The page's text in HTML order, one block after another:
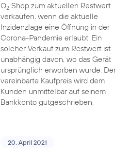
O2Shop zum aktuellen Restwert
verkaufen, wenn die aktuelle
Inzidenzlage eine Öffnung in der
Corona-Pandemie erlaubt. Ein
solcher Verkauf zum Restwert ist
unabhängig davon, wo das Gerät
ursprünglich erworben wurde. Der
vereinbarte Kaufpreis wird dem
Kunden unmittelbar auf seinem
Bankkonto gutgeschrieben.
20. April 2021